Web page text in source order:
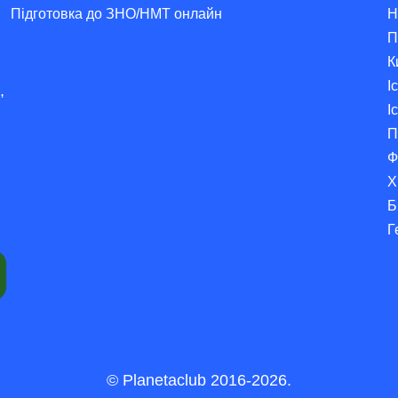
Підготовка до ЗНО/НМТ онлайн
© Planetaclub 2016-2026.